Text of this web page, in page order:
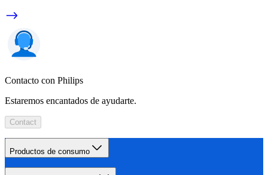
Contacto con Philips
Estaremos encantados de ayudarte.
Contact
Productos de consumo